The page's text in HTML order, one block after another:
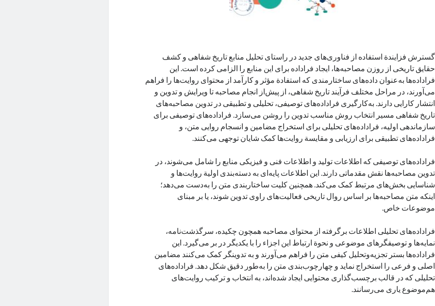
گسترش فزایندة استفاده از فناوری‌های جدید در راستای تحلیل منابع تاریخ شفاهی و کشف
حقایق تاریخی از روزن مصاحبه‌ها، ایجاد فراداده برای این منابع را الزامی کرده است. این
فراداده‌ها به‌عنوان داده‌های ساختارمندی که استفادة مؤثر و کارآمد از محتوای روایت‌ها را فراهم
می‌آورند، در مراحل مختلف فرآیند تاریخ شفاهی، از پیش‌از انجام مصاحبه تا ویرایش و تدوین و
انتشار کارایی دارند. به‌کارگیری فراداده‌های توصیفی، تحلیلی و تطبیقی در تدوین مصاحبه‌های
تاریخ شفاهی مسیر انتخاب روش مناسب تدوین را روشن می‌سازد. فراداده‌های توصیفی برای
سازماندهی اولیه، فراداده‌های تحلیلی برای استخراج مضامین و انسجام روایی متن، و
فراداده‌های تطبیقی برای ارزیابی و مقایسة روایت‌ها کمک شایان توجهی می‌کنند.
فراداده‌های توصیفی که اطلاعات تولید و اطلاعات فنی و فیزیکی منابع را شامل می‌شوند، در
تدوین مصاحبه‌ها نقش مقدماتی دارند. این اطلاعات پایه‌ای به دسته‌بندی اولیة روایت‌ها و
شناسایی بخش‌های مرتبط کمک می‌کند. همچنین کلیت ساختاربندی متن را به‌دست می‌دهد؛
اینکه متن مصاحبه‌ها بر اساس روال تاریخی فعالیت‌های راوی تدوین شوند، یا بر مبنای
موضوعات خاص.
فراداده‌های تحلیلی اطلاعات برگرفته از محتوای مصاحبه همچون چکیده،‌ سرگذشت‌نامه،
نمایه‌ها و توصیفگرهای موضوعی و نحوة ارتباط این اجزاء را با یکدیگر در بر می‌گیرد. این
فراداده‌ها بستر تجزیه‌وتحلیل کیفی متن را فراهم می‌آورند و به تدوینگر کمک می‌کنند مضامین
اصلی و فرعی را استخراج نماید و چهارچوب‌بندی متن را به‌طور دقیق شکل دهد. فراداده‌های
تحلیلی که در قالب برچسب‌گذاری محتوایی ایجاد شده‌اند، به انتخاب و ترکیب روایت‌های
هم‌موضوع یاری می‌رسانند.